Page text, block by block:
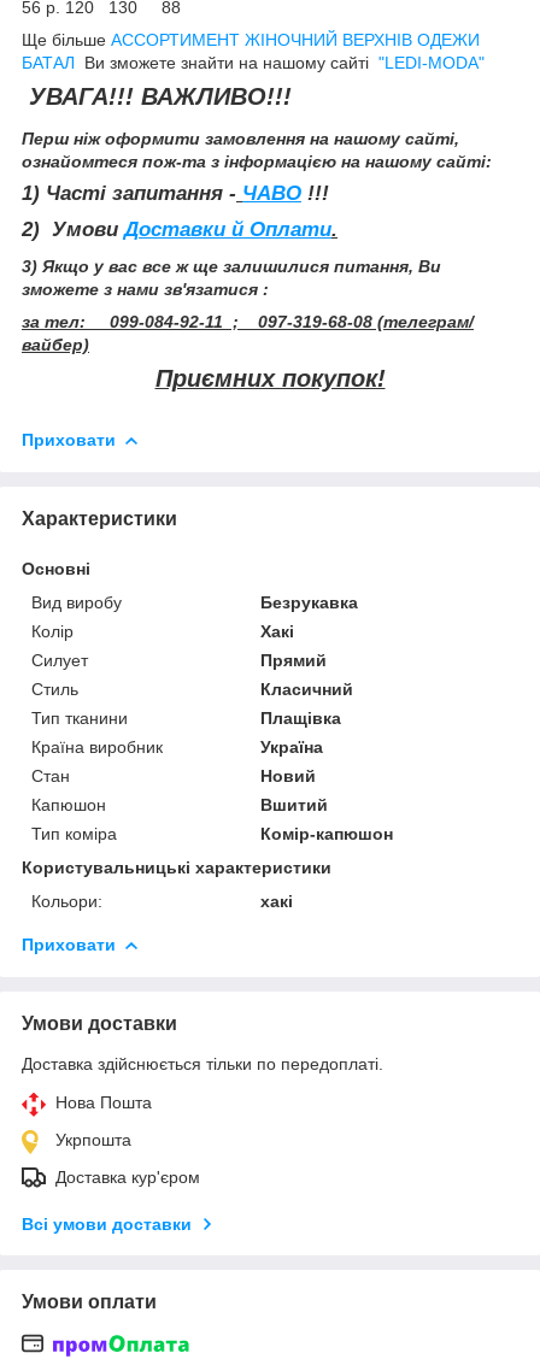
56 р. 120 130 88
Ще більше АССОРТИМЕНТ ЖІНОЧНИЙ ВЕРХНІВ ОДЕЖИ
БАТАЛ Ви зможете знайти на нашому сайті "LEDI-MODA"
УВАГА!!! ВАЖЛИВО!!!
Перш ніж оформити замовлення на нашому сайті,
ознайомтеся пож-та з інформацією на нашому сайті:
1) Часті запитання - ЧАВО !!!
2) УмовиДоставки й Оплати.
3) Якщо у вас все ж ще залишилися питання, Ви
зможете з нами зв'язатися :
за тел: 099-084-92-11 ; 097-319-68-08 (телеграм/
вайбер)
Приємних покупок!
Приховати
Характеристики
Основні
Вид виробу
Безрукавка
Колір
Хакі
Силует
Прямий
Стиль
Класичний
Тип тканини
Плащівка
Країна виробник
Україна
Стан
Новий
Капюшон
Вшитий
Тип коміра
Комір-капюшон
Користувальницькі характеристики
Кольори:
хакі
Приховати
Умови доставки
Доставка здійснюється тільки по передоплаті.
Нова Пошта
Укрпошта
Доставка кур'єром
Всі умови доставки
Умови оплати